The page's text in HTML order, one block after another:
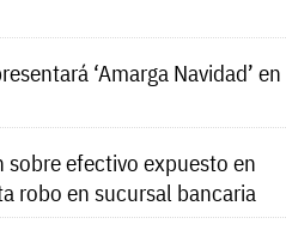
‘Amarga Navidad’ en
sobre efectivo expuesto en
robo en sucursal bancaria